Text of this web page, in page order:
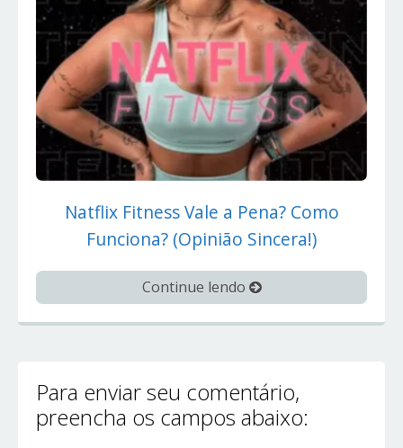
Natflix Fitness Vale a Pena? Como
Funciona? (Opinião Sincera!)
Continue lendo
Para enviar seu comentário,
preencha os campos abaixo: